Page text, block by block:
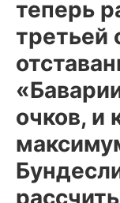
теперь
третьей
очков, и